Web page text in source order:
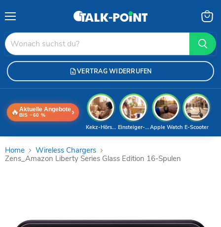
VERTRAG WIDERRUFEN
🔥 Aktuelle Angebote
BIS −60 % ›
E-Scooter
Apple Watch
Einsteiger-Handy
Kekz-Hörspiele
Home
Wireless Chargers
Zens_Amazon Liberty Series Glass Edition 16-Spulen